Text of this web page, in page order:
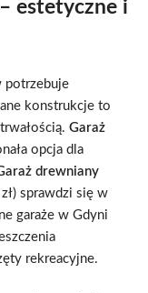
estetyczne i
potrzebuje
konstrukcje to
Garaż
opcja dla
drewniany
sprawdzi się w
garaże w Gdyni
rekreacyjne.